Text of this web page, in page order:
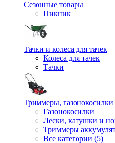
Сезонные товары
Пикник
Тачки и колеса для тачек
Колеса для тачек
Тачки
Триммеры, газонокосилки
Газонокосилки
Лески, катушки и
Триммеры
Все категории (5)